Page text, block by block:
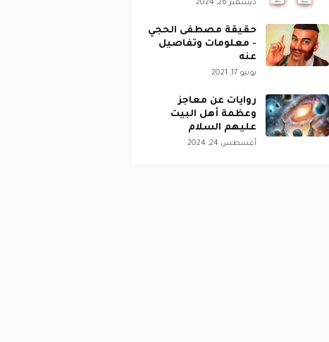
ديسمبر 26, 2024
حقيقة مصطفى الحجي
- معلومات وتفاصيل
عنه
يونيو 17, 2021
روايات عن معاجز
وعظمة أهل البيت
عليهم السلام
أغسطس 24, 2024